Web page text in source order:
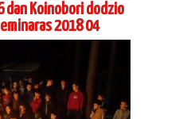
dan Koinobori dodzio
2018 04